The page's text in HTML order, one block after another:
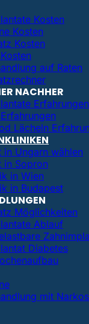
Kosten
Kosten
Kosten
auf Raten
NACHHER
Erfahrungen
Lächeln
in Ungarn wählen
in Sopron
in Wien
in Budapest
Möglichkeiten
Ablauf
Diabetes
mit